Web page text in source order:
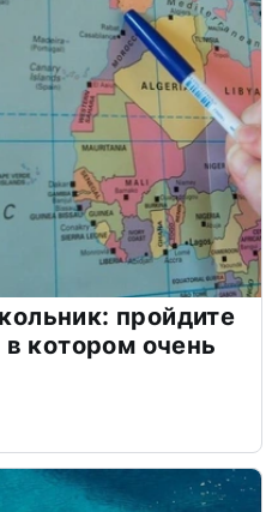
пройдите
котором очень